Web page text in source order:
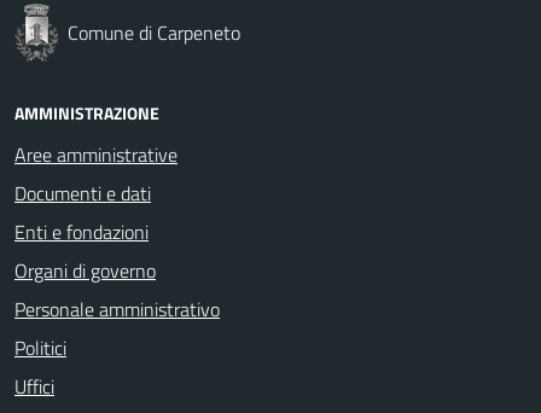
Comune di Carpeneto
AMMINISTRAZIONE
Aree amministrative
Documenti e dati
Enti e fondazioni
Organi di governo
Personale amministrativo
Politici
Uffici